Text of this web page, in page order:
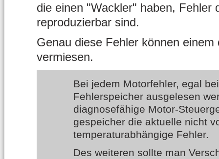
die einen "Wackler" haben, Fehler
reproduzierbar sind.
Genau diese Fehler können
vermiesen.
Bei jedem Motorfehler, egal
Fehlerspeicher ausgelesen
diagnosefähige Motor-
gespeicher die aktuelle nicht
temperaturabhängige Fehler.
Des weiteren sollte man